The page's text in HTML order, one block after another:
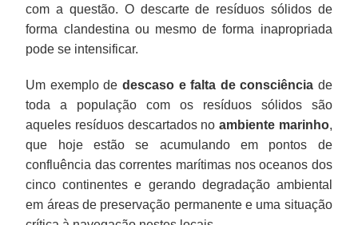
com a questão. O descarte de resíduos sólidos de
forma clandestina ou mesmo de forma inapropriada
pode se intensificar.
Um exemplo de descaso e falta de consciência de
toda a população com os resíduos sólidos são
aqueles resíduos descartados no ambiente marinho,
que hoje estão se acumulando em pontos de
confluência das correntes marítimas nos oceanos dos
cinco continentes e gerando degradação ambiental
em áreas de preservação permanente e uma situação